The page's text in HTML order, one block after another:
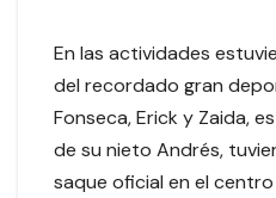
En las actividades
del recordado gran
Fonseca, Erick y Zaida,
de su nieto Andrés,
saque oficial en el